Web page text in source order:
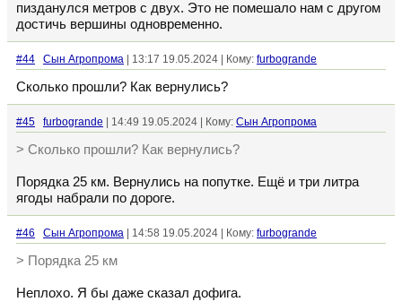
пизданулся метров с двух. Это не помешало нам с другом
достичь вершины одновременно.
#44 Сын Агропрома | 13:17 19.05.2024 | Кому: furbogrande
Сколько прошли? Как вернулись?
#45 furbogrande | 14:49 19.05.2024 | Кому: Сын Агропрома
> Сколько прошли? Как вернулись?
Порядка 25 км. Вернулись на попутке. Ещё и три литра
ягоды набрали по дороге.
#46 Сын Агропрома | 14:58 19.05.2024 | Кому: furbogrande
> Порядка 25 км
Неплохо. Я бы даже сказал дофига.